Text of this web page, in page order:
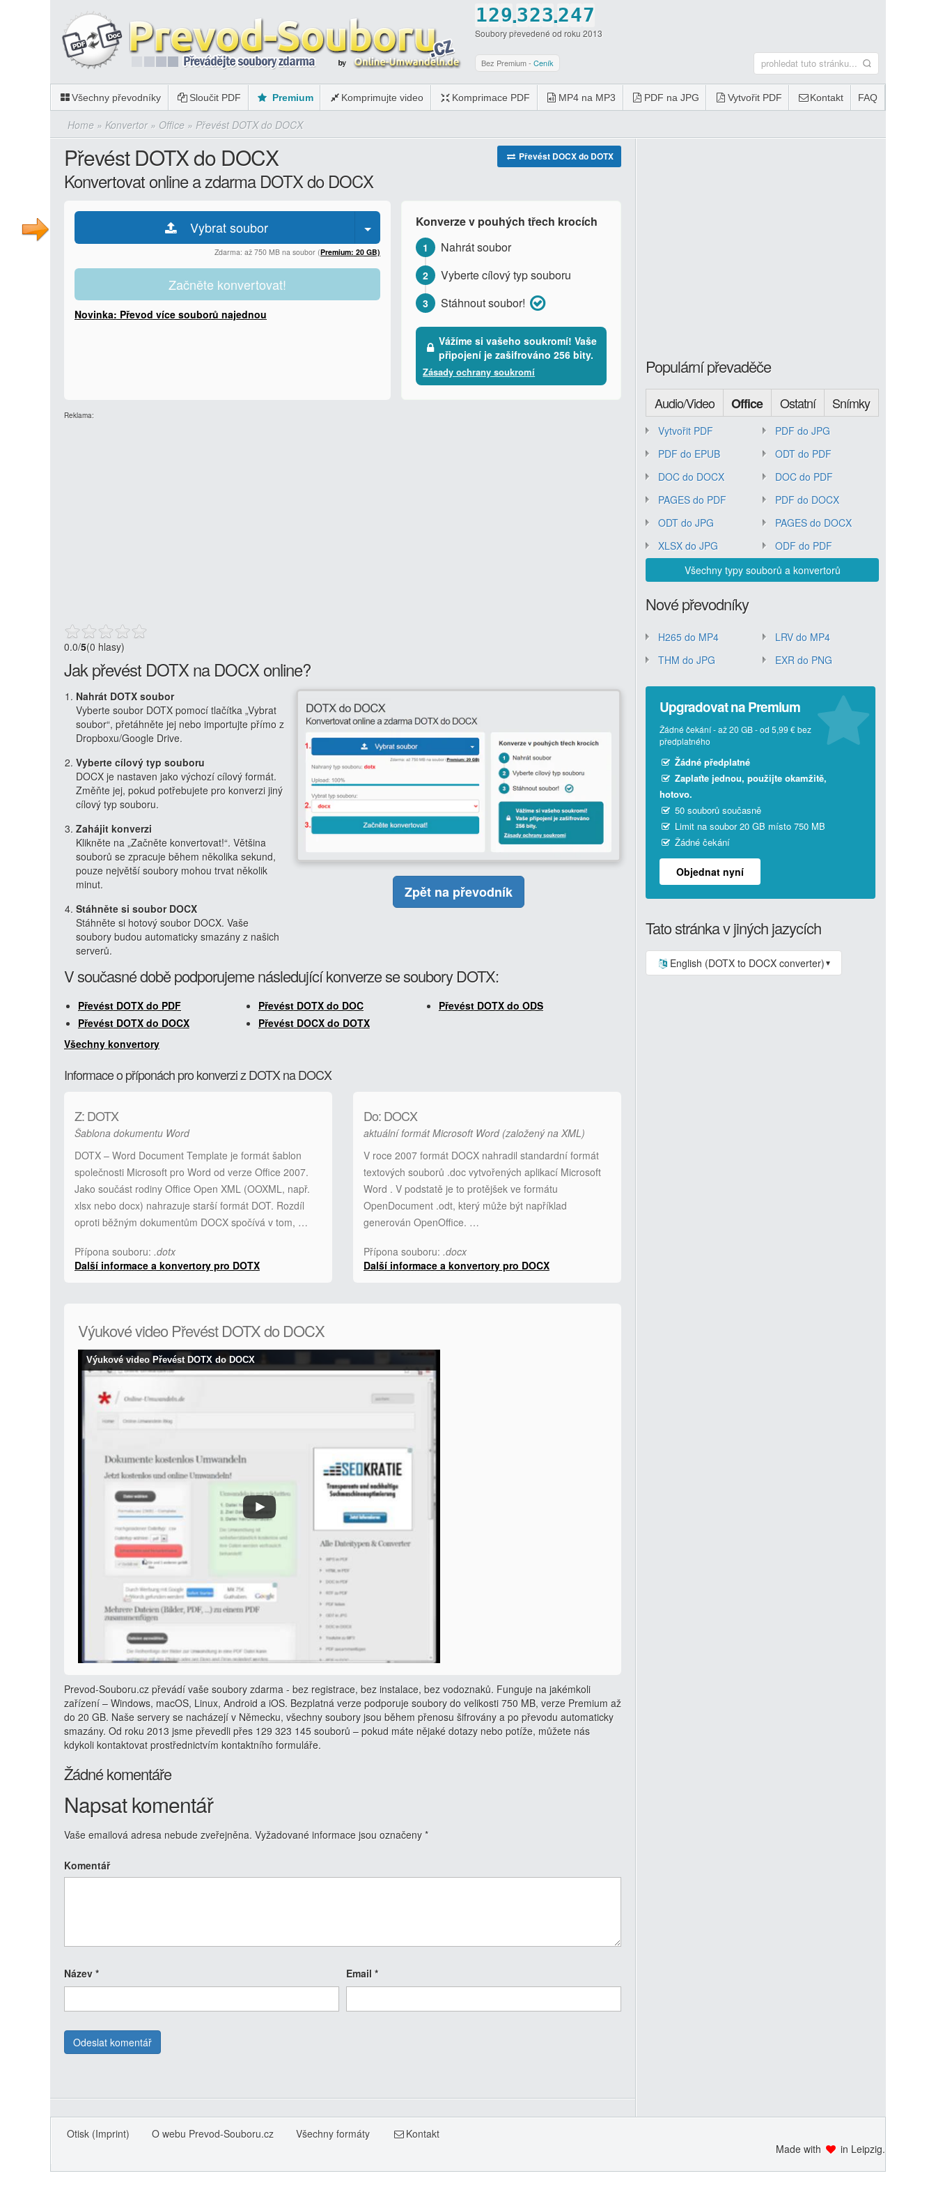
1
2
3
4
5
6
0
2
3
4
5
6
7
9
0
.3
4
5
6
7
8
9
2
3
4
5
6
7
8
3
4
5
6
7
8
9
.2
3
5
6
7
8
4
5
7
8
9
0
7
8
0
Soubory převedené od roku 2013
Bez Premium - Ceník
Všechny převodníky Sloučit PDF Premium Komprimujte video Komprimace PDF MP4 na MP3 PDF na JPG Vytvořit PDF Kontakt FAQ
Home » Konvertor» Office » Převést DOTX do DOCX
Převést DOCX do DOTX
Převést DOTX do DOCX
Konvertovat online a zdarma DOTX do DOCX
Vybrat soubor
Zdarma: až 750 MB na soubor (Premium: 20 GB)
Začněte konvertovat!
Novinka: Převod více souborů najednou
Konverze v pouhých třech krocích
1 Nahrát soubor
2 Vyberte cílový typ souboru
3 Stáhnout soubor!
Vážíme si vašeho soukromí! Vaše
připojení je zašifrováno 256 bity.
Zásady ochrany soukromí
Reklama:
0.0/5(0 hlasy)
Jak převést DOTX na DOCX online?
Nahrát DOTX soubor
Vyberte soubor DOTX pomocí tlačítka „Vybrat
soubor“, přetáhněte jej nebo importujte přímo z
Dropboxu/Google Drive.
Vyberte cílový typ souboru
DOCX je nastaven jako výchozí cílový formát.
Změňte jej, pokud potřebujete pro konverzi jiný
cílový typ souboru.
Zahájit konverzi
Klikněte na „Začněte konvertovat!“. Většina
souborů se zpracuje během několika sekund,
pouze největší soubory mohou trvat několik
minut.
Stáhněte si soubor DOCX
Stáhněte si hotový soubor DOCX. Vaše
soubory budou automaticky smazány z našich
serverů.
Zpět na převodník
V současné době podporujeme následující konverze se soubory DOTX:
Převést DOTX do PDF Převést DOTX do DOC
Převést DOTX do ODS
Převést DOTX do DOCX
Převést DOCX do DOTX
Všechny konvertory
Informace o příponách pro konverzi z DOTX na DOCX
Z: DOTX
Šablona dokumentu Word
DOTX – Word Document Template je formát šablon
společnosti Microsoft pro Word od verze Office 2007.
Jako součást rodiny Office Open XML (OOXML, např.
xlsx nebo docx) nahrazuje starší formát DOT. Rozdíl
oproti běžným dokumentům DOCX spočívá v tom, …
Přípona souboru: .dotx
Další informace a konvertory pro DOTX
Do: DOCX
aktuální formát Microsoft Word (založený na XML)
V roce 2007 formát DOCX nahradil standardní formát
textových souborů .doc vytvořených aplikací Microsoft
Word . V podstatě je to protějšek ve formátu
OpenDocument .odt, který může být například
generován OpenOffice. …
Přípona souboru: .docx
Další informace a konvertory pro DOCX
Výukové video Převést DOTX do DOCX
Výukové video Převést DOTX do DOCX
Prevod-Souboru.cz převádí vaše soubory zdarma - bez registrace, bez instalace, bez vodoznaků. Funguje na jakémkoli
zařízení – Windows, macOS, Linux, Android a iOS. Bezplatná verze podporuje soubory do velikosti 750 MB, verze Premium až
do 20 GB. Naše servery se nacházejí v Německu, všechny soubory jsou během přenosu šifrovány a po převodu automaticky
smazány. Od roku 2013 jsme převedli přes 129 323 145 souborů – pokud máte nějaké dotazy nebo potíže, můžete nás
kdykoli kontaktovat prostřednictvím kontaktního formuláře.
Žádné komentáře
Napsat komentář
Vaše emailová adresa nebude zveřejněna. Vyžadované informace jsou označeny *
Komentář
Název * Email *
Populární převaděče
Audio/Video Office Ostatní Snímky
Vytvořit PDF
PDF do JPG
PDF do EPUB
ODT do PDF
DOC do DOCX
DOC do PDF
PAGES do PDF
PDF do DOCX
ODT do JPG
PAGES do DOCX
XLSX do JPG
ODF do PDF
Všechny typy souborů a konvertorů
Nové převodníky
H265 do MP4
LRV do MP4
THM do JPG
EXR do PNG
Upgradovat na Premium
Žádné čekání - až 20 GB - od 5,99 € bez
předplatného
Žádné předplatné
Zaplaťte jednou, použijte okamžitě,
hotovo.
50 souborů současně
Limit na soubor 20 GB místo 750 MB
Žádné čekání
Objednat nyní
Tato stránka v jiných jazycích
English (DOTX to DOCX converter) ▼
Otisk (Imprint) O webu Prevod-Souboru.cz Všechny formáty
Kontakt
Made with
in Leipzig.